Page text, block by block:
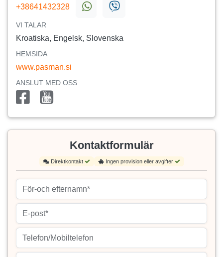
+38641432328
VI TALAR
Kroatiska, Engelsk, Slovenska
HEMSIDA
www.pasman.si
ANSLUT MED OSS
Kontaktformulär
Direktkontakt Ingen provision eller avgifter